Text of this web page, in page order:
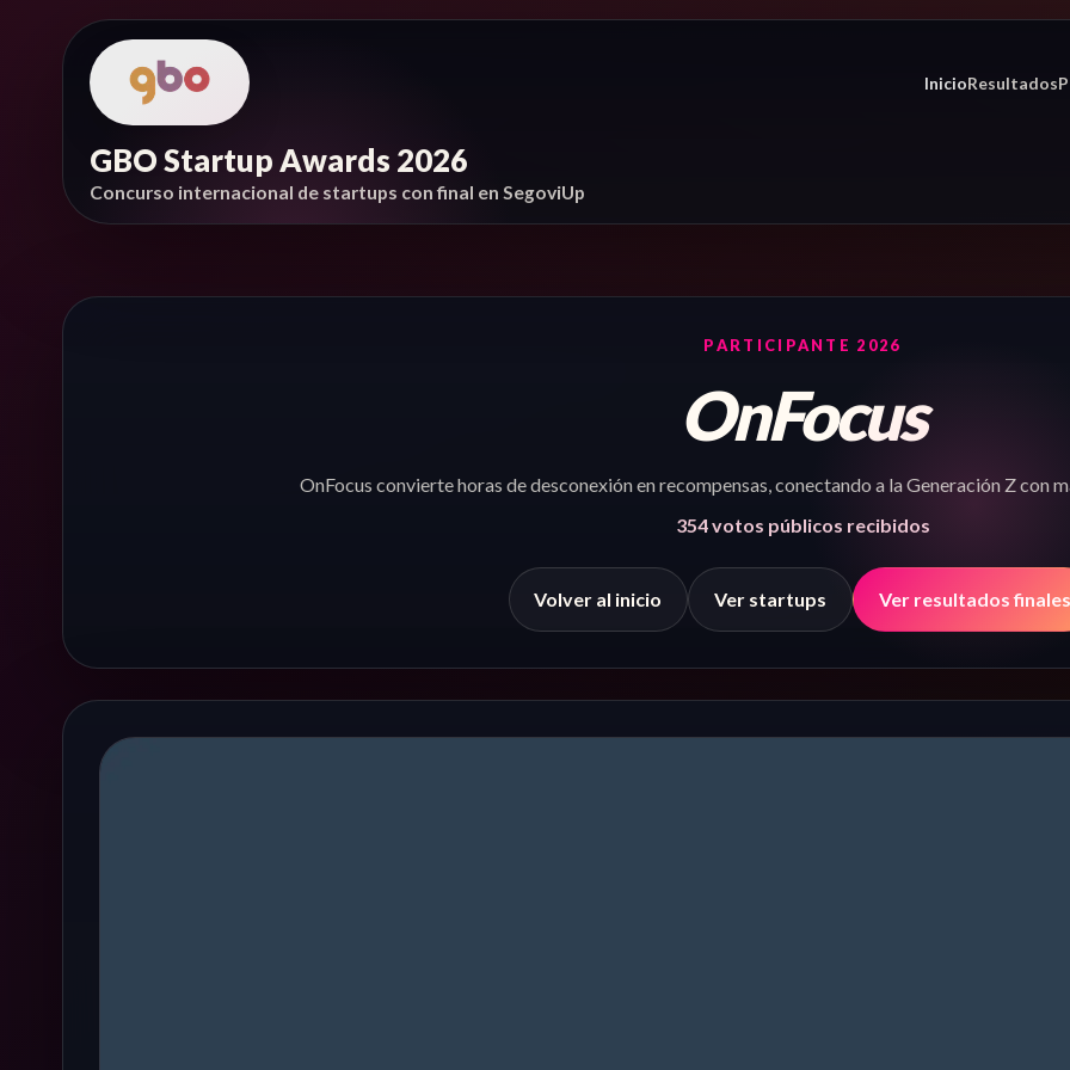
InicioResultados
GBO Startup Awards 2026
Concurso internacional de startups con final en SegoviUp
PARTICIPANTE 2026
OnFocus
OnFocus convierte horas de desconexión en recompensas, conectando a la Generación Z con
354votos públicos recibidos
Volver al inicio Ver startups Ver resultados finales